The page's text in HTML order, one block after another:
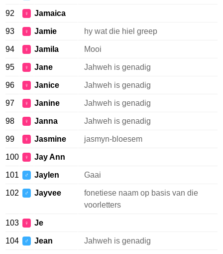
92 ♀ Jamaica
93 ♀ Jamie hy wat die hiel greep
94 ♀ Jamila Mooi
95 ♀ Jane Jahweh is genadig
96 ♀ Janice Jahweh is genadig
97 ♀ Janine Jahweh is genadig
98 ♀ Janna Jahweh is genadig
99 ♀ Jasmine jasmyn-bloesem
100 ♀ Jay Ann
101 ♂ Jaylen Gaai
102 ♂ Jayvee
fonetiese naam op basis van die
voorletters
103 ♀ Je
104 ♂ Jean Jahweh is genadig